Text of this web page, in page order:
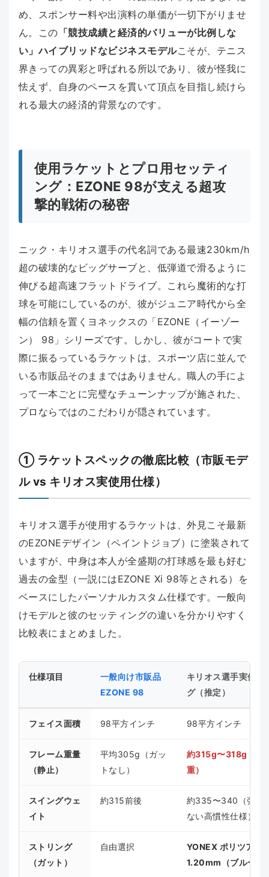
め、スポンサー料や出演料の単価が一切下がりませ
ん。この 「競技成績と経済的バリューが比例しな
い」ハイブリッドなビジネスモデルこそが、テニス
界きっての異彩と呼ばれる所以であり、彼が怪我に
怯えず、自身のペースを貫いて頂点を目指し続けら
れる最大の経済的背景なのです。
使用ラケットとプロ用セッティ
ング：EZONE 98が支える超攻
撃的戦術の秘密
ニック・キリオス選手の代名詞である最速230km/h
超の破壊的なビッグサーブと、低弾道で滑るように
伸びる超高速フラットドライブ。これら魔術的な打
球を可能にしているのが、彼がジュニア時代から全
幅の信頼を置くヨネックスの「EZONE（イーゾー
ン） 98」シリーズです。しかし、彼がコートで実
際に振るっているラケットは、スポーツ店に並んで
いる市販品そのままではありません。職人の手によ
って一本ごとに完璧なチューンナップが施された、
プロならではのこだわりが隠されています。
① ラケットスペックの徹底比較（市販モデ
ル vs キリオス実使用仕様）
キリオス選手が使用するラケットは、外見こそ最新
のEZONEデザイン（ペイントジョブ）に塗装されて
いますが、中身は本人が全盛期の打球感を最も好む
過去の金型（一説にはEZONE Xi 98等とされる）を
ベースにしたパーソナルカスタム仕様です。一般向
けモデルと彼のセッティングの違いを分かりやすく
比較表にまとめました。
仕様項目
一般向け市販品
EZONE 98
キリオス選手実使用
グ（推定）
フェイス面積 98平方インチ 98平方インチ
フレーム重量
（静止）
平均305g（ガッ
トなし）
約315g〜318g（鉛
重）
スイングウェ
イト
約315前後
約335〜340（強打
ない高慣性仕様）
ストリング
（ガット）
自由選択
YONEX ポリツアー
1.20mm（ブルー）